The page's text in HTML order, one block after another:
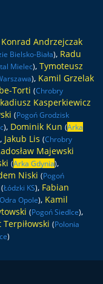
Konrad Andrzejczak
Bielsko-Biała), Radu
Mielec), Tymoteusz
), Kamil Grzelak
Torti (Chrobry
Kasperkiewicz
(Pogoń Grodzisk
), Dominik Kun (Arka
, Jakub Lis (Chrobry
Majewski
(Arka Gdynia),
Niski (Pogoń
(Łódzki KS), Fabian
Odra Opole), Kamil
(Pogoń Siedlce),
Terpiłowski (Polonia
)